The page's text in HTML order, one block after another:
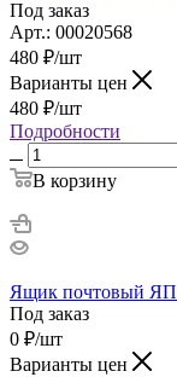
Под заказ
Арт.: 00020568
480 ₽/шт
Варианты цен
480 ₽/шт
Подробности
В корзину
Ящик почтовый
Под заказ
0 ₽/шт
Варианты цен